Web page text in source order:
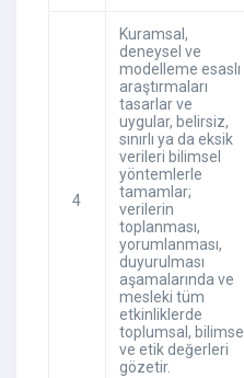
4
Kuramsal,
deneysel ve
modelleme esaslı
araştırmaları
tasarlar ve
uygular, belirsiz,
sınırlı ya da eksik
verileri bilimsel
yöntemlerle
tamamlar;
verilerin
toplanması,
yorumlanması,
duyurulması
aşamalarında ve
mesleki tüm
etkinliklerde
toplumsal, bilimsel
ve etik değerleri
gözetir.